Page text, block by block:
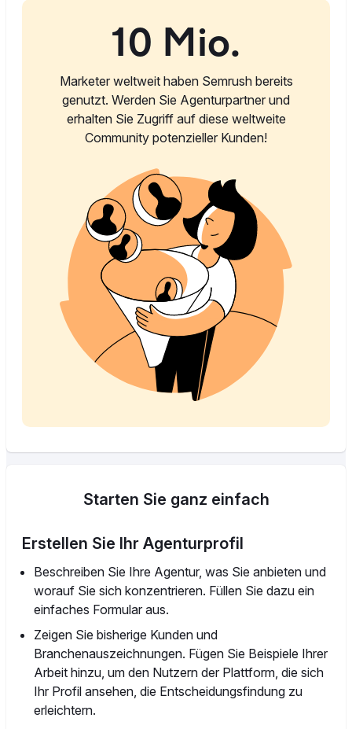
10 Mio.
Marketer weltweit haben Semrush bereits
genutzt. Werden Sie Agenturpartner und
erhalten Sie Zugriff auf diese weltweite
Community potenzieller Kunden!
Starten Sie ganz einfach
Erstellen Sie Ihr Agenturprofil
Beschreiben Sie Ihre Agentur, was Sie anbieten und
worauf Sie sich konzentrieren. Füllen Sie dazu ein
einfaches Formular aus.
Zeigen Sie bisherige Kunden und
Branchenauszeichnungen. Fügen Sie Beispiele Ihrer
Arbeit hinzu, um den Nutzern der Plattform, die sich
Ihr Profil ansehen, die Entscheidungsfindung zu
erleichtern.